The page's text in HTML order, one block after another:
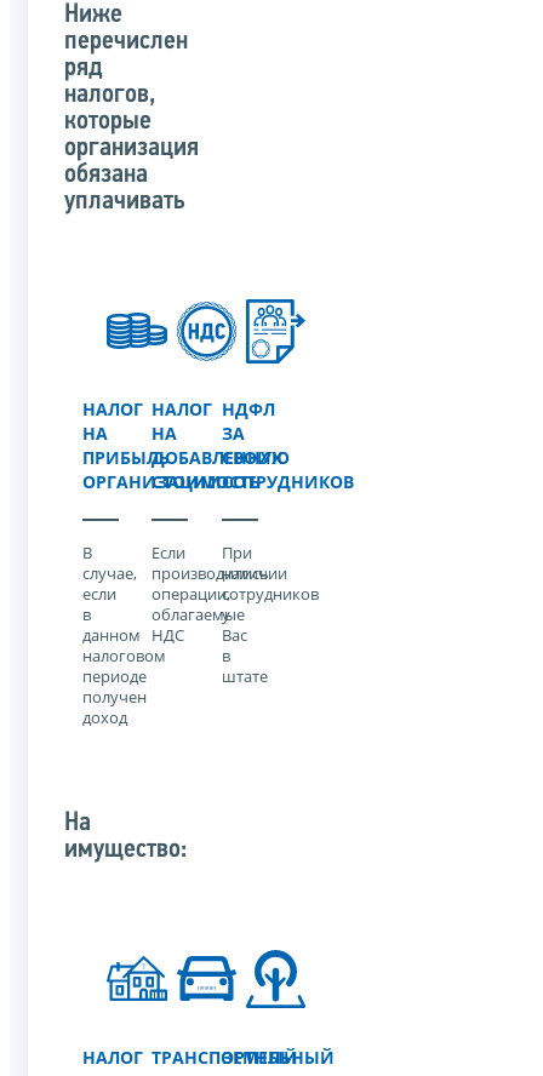
Ниже
перечислен
ряд
налогов,
которые
организация
обязана
уплачивать
НАЛОГ
НА
ПРИБЫЛЬ
ОРГАНИЗАЦИИ
В
случае,
если
в
данном
налоговом
периоде
получен
доход
НАЛОГ
НА
ДОБАВЛЕННУЮ
СТОИМОСТЬ
Если
производились
операции,
облагаемые
НДС
НДФЛ
ЗА
СВОИХ
СОТРУДНИКОВ
При
наличии
сотрудников
у
Вас
в
штате
На
имущество:
НАЛОГ ТРАНСПОРТНЫЙ
ЗЕМЕЛЬНЫЙ